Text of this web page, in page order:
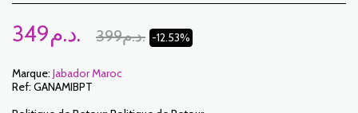
349 د.م. 399 د.م. -12.53%
Marque: Jabador Maroc
Ref: GANAMIBPT